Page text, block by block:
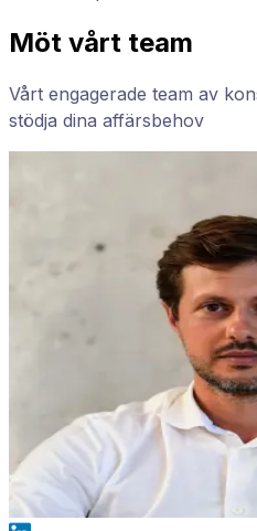
Möt vårt team
Vårt engagerade team av
stödja dina affärsbehov